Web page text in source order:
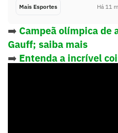
Mais Esportes Há 11
➡️ Campeã olímpica
Gauff; saiba mais
➡️ Entenda a incrível